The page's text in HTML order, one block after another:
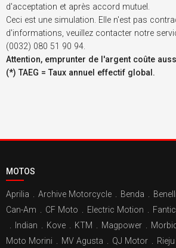
d'acceptation et après accord mutuel.
Ceci est une simulation. Elle n'est pas
d'informations, veuillez contacter notre
(0032) 080 51 90 94.
Attention, emprunter de l'argent coûte
(*) TAEG = Taux annuel effectif global.
MOTOS
Aprilia Archive Motorcycle Benda Benelli
Can-Am
CF Moto Electric Motion Fantic
Indian Kove KTM Magpower
Moto Morini
MV Agusta QJ Motor Rieju